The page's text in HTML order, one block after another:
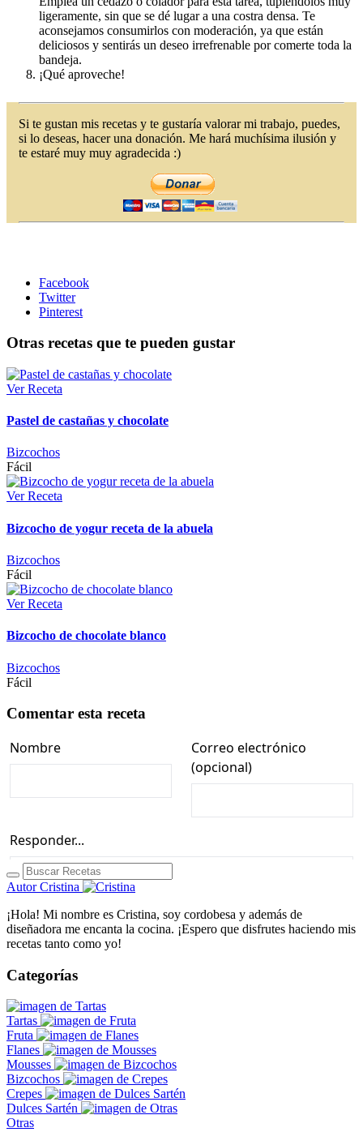
ligeramente, sin que se dé lugar a una costra densa. Te
aconsejamos consumirlos con moderación, ya que están
deliciosos y sentirás un deseo irrefrenable por comerte toda la
bandeja.
¡Qué aproveche!
Si te gustan mis recetas y te gustaría valorar mi trabajo, puedes,
si lo deseas, hacer una donación. Me hará muchísima ilusión y
te estaré muy muy agradecida :)
Facebook
Twitter
Pinterest
Otras recetas que te pueden gustar
Ver Receta
Pastel de castañas y chocolate
Bizcochos
Fácil
Ver Receta
Bizcocho de yogur receta de la abuela
Bizcochos
Fácil
Ver Receta
Bizcocho de chocolate blanco
Bizcochos
Fácil
Comentar esta receta
Autor Cristina
¡Hola! Mi nombre es Cristina, soy cordobesa y además de
diseñadora me encanta la cocina. ¡Espero que disfrutes haciendo mis
recetas tanto como yo!
Categorías
Tartas
Fruta
Flanes
Mousses
Bizcochos
Crepes
Dulces Sartén
Otras